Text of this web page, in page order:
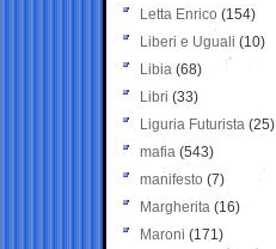
Letta Enrico (154)
Liberi e Uguali (10)
Libia (68)
Libri (33)
Liguria Futurista (25)
mafia (543)
manifesto (7)
Margherita (16)
Maroni (171)